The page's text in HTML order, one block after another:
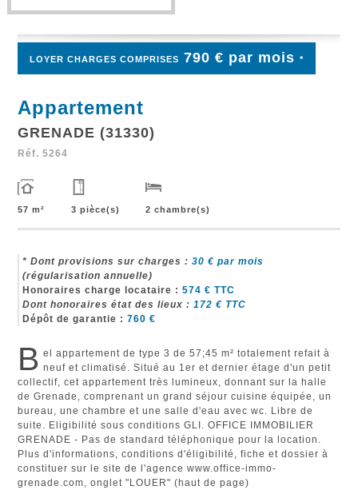
LOYER CHARGES COMPRISES 790 € par mois*
Appartement
GRENADE (31330)
Réf.5264
57 m² 3 pièce(s) 2 chambre(s)
* Dont provisions sur charges : 30 € par mois
(régularisation annuelle)
Honoraires charge locataire : 574 € TTC
Dont honoraires état des lieux : 172 € TTC
Dépôt de garantie : 760 €
B el appartement de type 3 de 57;45 m² totalement refait à
neuf et climatisé. Situé au 1er et dernier étage d'un petit
collectif, cet appartement très lumineux, donnant sur la halle
de Grenade, comprenant un grand séjour cuisine équipée, un
bureau, une chambre et une salle d'eau avec wc. Libre de
suite. Eligibilité sous conditions GLI. OFFICE IMMOBILIER
GRENADE - Pas de standard téléphonique pour la location.
Plus d'informations, conditions d'éligibilité, fiche et dossier à
constituer sur le site de l'agence www.office-immo-
grenade.com, onglet "LOUER" (haut de page)